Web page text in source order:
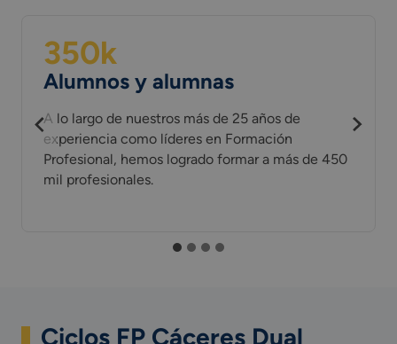
350k
Alumnos y alumnas
A lo largo de nuestros más de 25 años de
experiencia como líderes en Formación
Profesional, hemos logrado formar a más de 450
mil profesionales.
Ciclos FP Cáceres Dual